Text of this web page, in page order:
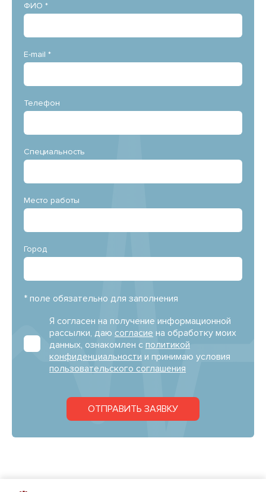
ФИО *
E-mail *
Телефон
Специальность
Место работы
Город
* поле обязательно для заполнения
Я согласен на получение информационной
рассылки, даю согласие на обработку моих
данных, ознакомлен с политикой
конфиденциальности и принимаю условия
пользовательского соглашения
ОТПРАВИТЬ ЗАЯВКУ